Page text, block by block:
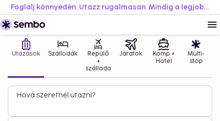
Foglalj könnyedén. Utazz rugalmasan. Mindig a legjobb áron.
Utazások Szállodák
Repülő
+
szálloda
Járatok
Komp +
Hotel
Multi-
stop
Hová szeretnél utazni?